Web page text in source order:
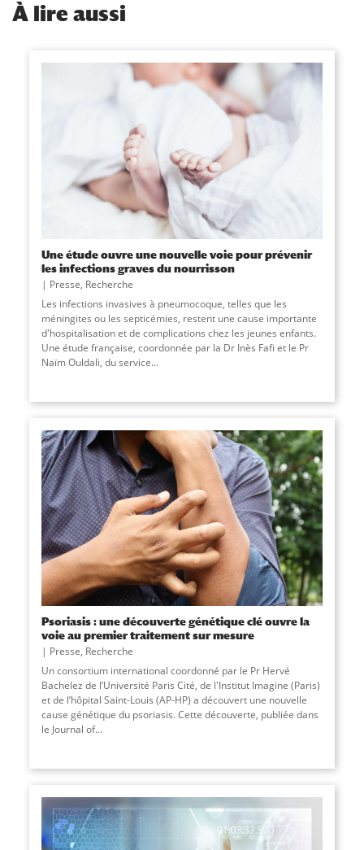
À lire aussi
Une étude ouvre une nouvelle voie pour prévenir
les infections graves du nourrisson
Presse, Recherche
Les infections invasives à pneumocoque, telles que les
méningites ou les septicémies, restent une cause importante
d'hospitalisation et de complications chez les jeunes enfants.
Une étude française, coordonnée par la Dr Inès Fafi et le Pr
Naïm Ouldali, du service...
Psoriasis : une découverte génétique clé ouvre la
voie au premier traitement sur mesure
Presse, Recherche
Un consortium international coordonné par le Pr Hervé
Bachelez de l’Université Paris Cité, de l'Institut Imagine (Paris)
et de l’hôpital Saint-Louis (AP-HP) a découvert une nouvelle
cause génétique du psoriasis. Cette découverte, publiée dans
le Journal of...